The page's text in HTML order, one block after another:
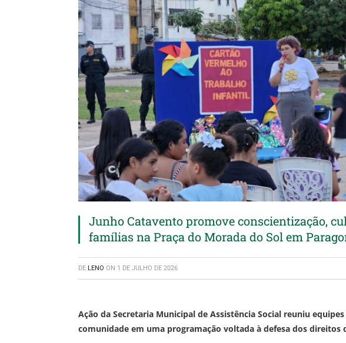
Junho Catavento promove conscientização,
famílias na Praça do Morada do Sol em
DE LENO ON 1 DE JULHO DE 2026
Ação da Secretaria Municipal de Assistência Social reuniu
comunidade em uma programação voltada à defesa dos direitos